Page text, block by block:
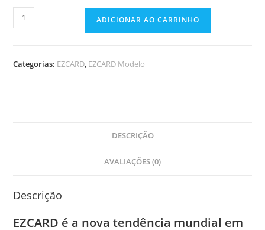
ADICIONAR AO CARRINHO
Categorias: EZCARD, EZCARD Modelo
DESCRIÇÃO
AVALIAÇÕES (0)
Descrição
EZCARD é a nova tendência mundial em